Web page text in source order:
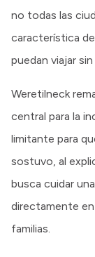
no todas las
característica
puedan viajar
Weretilneck
central para la
limitante para
sostuvo, al
busca cuidar
directamente
familias.